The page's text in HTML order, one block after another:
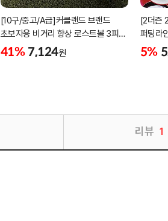
[10구/중고/A급]커클랜드 브랜드
초보자용 비거리 향상 로스트볼 3피스
우레탄소재
41% 7,124원
[2더즌
퍼팅라
5%
리뷰 1